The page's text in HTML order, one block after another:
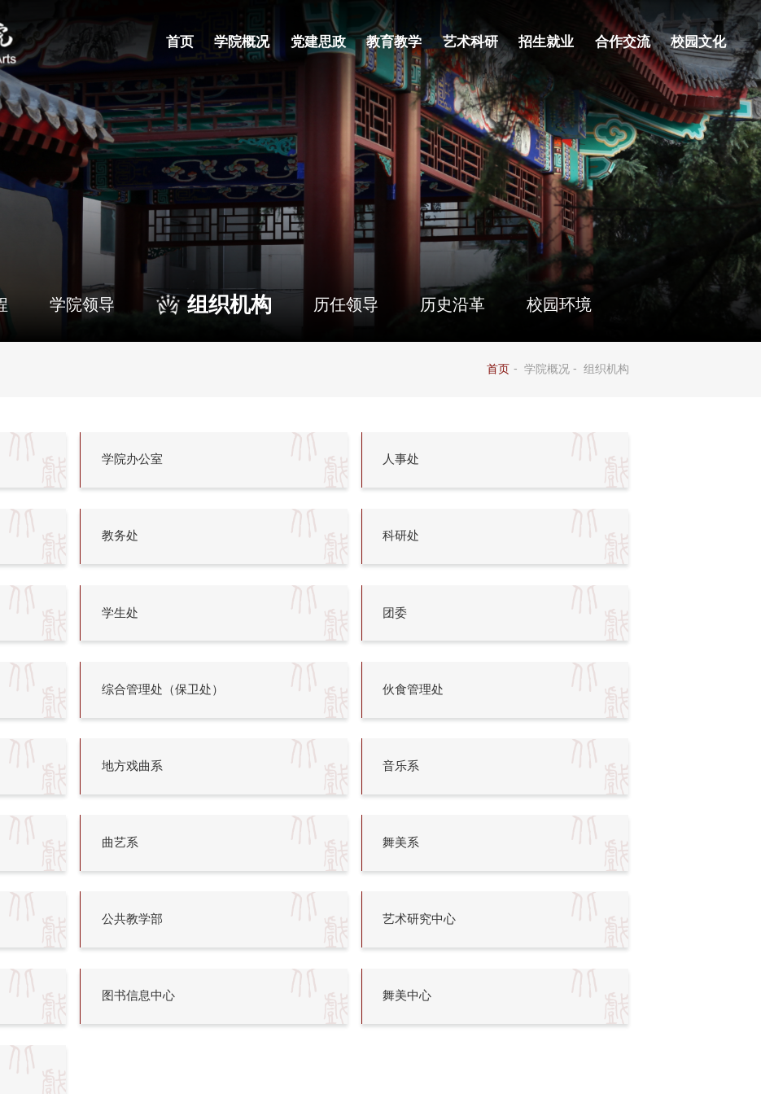
内网门户 联系我们
首页 学院概况 党建思政 教育教学 艺术科研 招生就业 合作交流 校园文化
学院领导 组织机构 历任领导 历史沿革 校园环境
首页 - 学院概况 - 组织机构
学院办公室 人事处
教务处 科研处
学生处 团委
综合管理处（保卫处） 伙食管理处
地方戏曲系 音乐系
曲艺系 舞美系
公共教学部 艺术研究中心
图书信息中心 舞美中心